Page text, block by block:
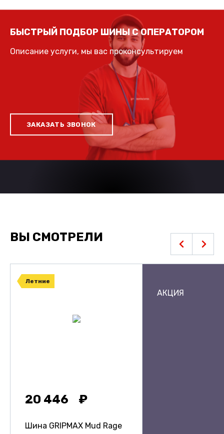
БЫСТРЫЙ ПОДБОР ШИНЫ С ОПЕРАТОРОМ
Описание услуги, мы вас проконсультируем
ЗАКАЗАТЬ ЗВОНОК
ВЫ СМОТРЕЛИ
Летние
20 446
Шина GRIPMAX Mud Rage
АКЦИЯ